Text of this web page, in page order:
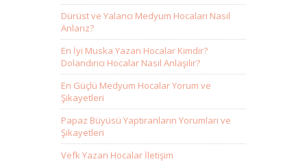
Dürüst ve Yalancı Medyum Hocaları Nasıl
Anlarız?
En İyi Muska Yazan Hocalar Kimdir?
Dolandırıcı Hocalar Nasıl Anlaşılır?
En Güçlü Medyum Hocalar Yorum ve
Şikayetleri
Papaz Büyüsü Yaptıranların Yorumları ve
Şikayetleri
Vefk Yazan Hocalar İletişim